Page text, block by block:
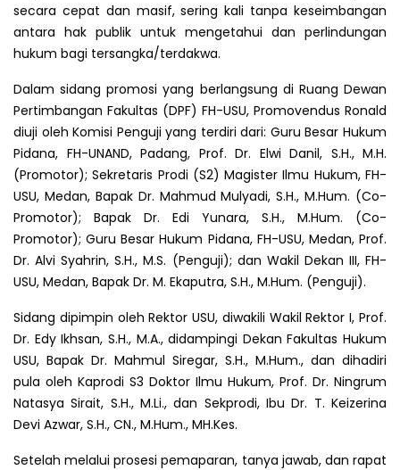
secara cepat dan masif, sering kali tanpa keseimbangan
antara hak publik untuk mengetahui dan perlindungan
hukum bagi tersangka/terdakwa.
Dalam sidang promosi yang berlangsung di Ruang Dewan
Pertimbangan Fakultas (DPF) FH-USU, Promovendus Ronald
diuji oleh Komisi Penguji yang terdiri dari: Guru Besar Hukum
Pidana, FH-UNAND, Padang, Prof. Dr. Elwi Danil, S.H., M.H.
(Promotor); Sekretaris Prodi (S2) Magister Ilmu Hukum, FH-
USU, Medan, Bapak Dr. Mahmud Mulyadi, S.H., M.Hum. (Co-
Promotor); Bapak Dr. Edi Yunara, S.H., M.Hum. (Co-
Promotor); Guru Besar Hukum Pidana, FH-USU, Medan, Prof.
Dr. Alvi Syahrin, S.H., M.S. (Penguji); dan Wakil Dekan III, FH-
USU, Medan, Bapak Dr. M. Ekaputra, S.H., M.Hum. (Penguji).
Sidang dipimpin oleh Rektor USU, diwakili Wakil Rektor I, Prof.
Dr. Edy Ikhsan, S.H., M.A., didampingi Dekan Fakultas Hukum
USU, Bapak Dr. Mahmul Siregar, S.H., M.Hum., dan dihadiri
pula oleh Kaprodi S3 Doktor Ilmu Hukum, Prof. Dr. Ningrum
Natasya Sirait, S.H., M.Li., dan Sekprodi, Ibu Dr. T. Keizerina
Devi Azwar, S.H., CN., M.Hum., MH.Kes.
Setelah melalui prosesi pemaparan, tanya jawab, dan rapat